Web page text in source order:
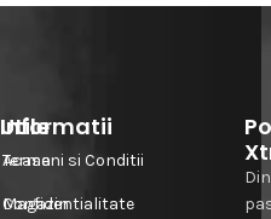
Informatii
Acasa
Magazin
Utile
Termeni si Conditii
Confidentialitate
Din